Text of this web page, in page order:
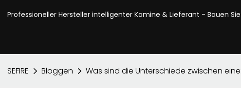
Professioneller Hersteller intelligenter Kamine & Lieferant - Bauen
SEFIRE Bloggen Was sind die Unterschiede zwischen